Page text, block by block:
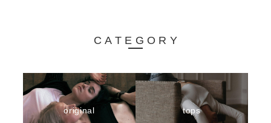
CATEGORY
original tops